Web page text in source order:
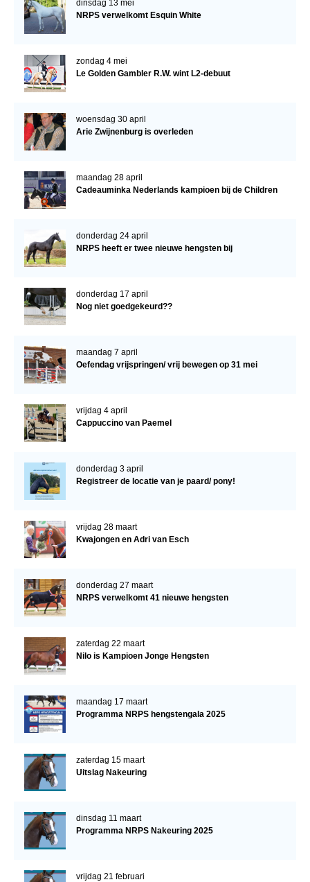
dinsdag 13 mei
NRPS verwelkomt Esquin White
zondag 4 mei
Le Golden Gambler R.W. wint L2-debuut
woensdag 30 april
Arie Zwijnenburg is overleden
maandag 28 april
Cadeauminka Nederlands kampioen bij de Children
donderdag 24 april
NRPS heeft er twee nieuwe hengsten bij
donderdag 17 april
Nog niet goedgekeurd??
maandag 7 april
Oefendag vrijspringen/ vrij bewegen op 31 mei
vrijdag 4 april
Cappuccino van Paemel
donderdag 3 april
Registreer de locatie van je paard/ pony!
vrijdag 28 maart
Kwajongen en Adri van Esch
donderdag 27 maart
NRPS verwelkomt 41 nieuwe hengsten
zaterdag 22 maart
Nilo is Kampioen Jonge Hengsten
maandag 17 maart
Programma NRPS hengstengala 2025
zaterdag 15 maart
Uitslag Nakeuring
dinsdag 11 maart
Programma NRPS Nakeuring 2025
vrijdag 21 februari